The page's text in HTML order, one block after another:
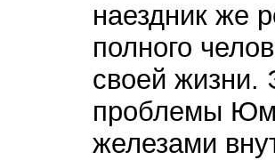
наездник же
полного
своей жизни.
проблемы
железами